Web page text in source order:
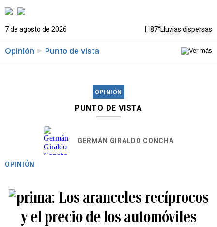
7 de agosto de 2026 87°Lluvias dispersas
Opinión Punto de vista
OPINIÓN
PUNTO DE VISTA
GERMÁN GIRALDO CONCHA
OPINIÓN
Los aranceles recíprocos
y el precio de los automóviles